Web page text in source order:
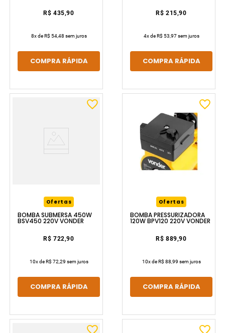
R$ 435,90
8x deR$ 54,48 sem juros
COMPRA RÁPIDA
R$ 215,90
4x deR$ 53,97sem juros
COMPRA RÁPIDA
Ofertas
BOMBA SUBMERSA 450W
BSV450 220V VONDER
R$ 722,90
10x deR$ 72,29 sem juros
COMPRA RÁPIDA
Ofertas
BOMBA PRESSURIZADORA
120W BPV120 220V VONDER
R$ 889,90
10x deR$ 88,99 sem juros
COMPRA RÁPIDA